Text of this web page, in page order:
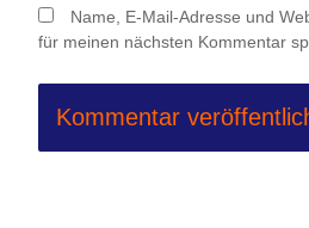
Name, E-Mail-Adresse und
für meinen nächsten Kommentar